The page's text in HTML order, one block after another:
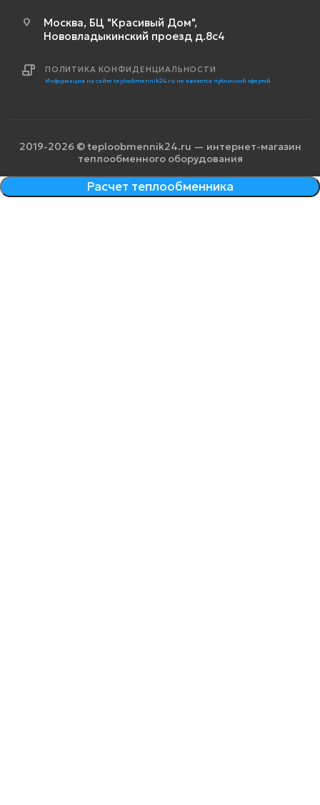
Москва, БЦ "Красивый Дом",
Нововладыкинский проезд д.8с4
ПОЛИТИКА КОНФИДЕНЦИАЛЬНОСТИ
Информация на сайте teploobmennik24.ru не является публичной офертой
2019-2026 © teploobmennik24.ru — интернет-магазин
теплообменного оборудования
Расчет теплообменника